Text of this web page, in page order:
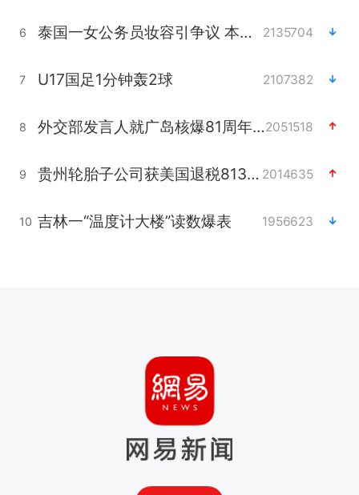
6 泰国一女公务员妆容引争议 本人回应 2135704
7 U17国足1分钟轰2球 2107382
8 外交部发言人就广岛核爆81周年等答记者问2051518
9 贵州轮胎子公司获美国退税8136万 2014635
10 吉林一“温度计大楼”读数爆表 1956623